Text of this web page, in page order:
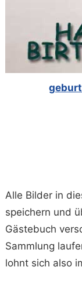
Alle Bilder in
speichern und
Gästebuch
Sammlung
lohnt sich also